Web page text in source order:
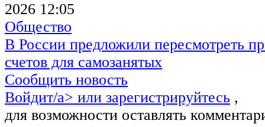
2026 12:05
Общество
В России предложили пересмотреть
счетов для самозанятых
Сообщить новость
Войдит/a> или зарегистрируйтесь ,
для возможности оставлять